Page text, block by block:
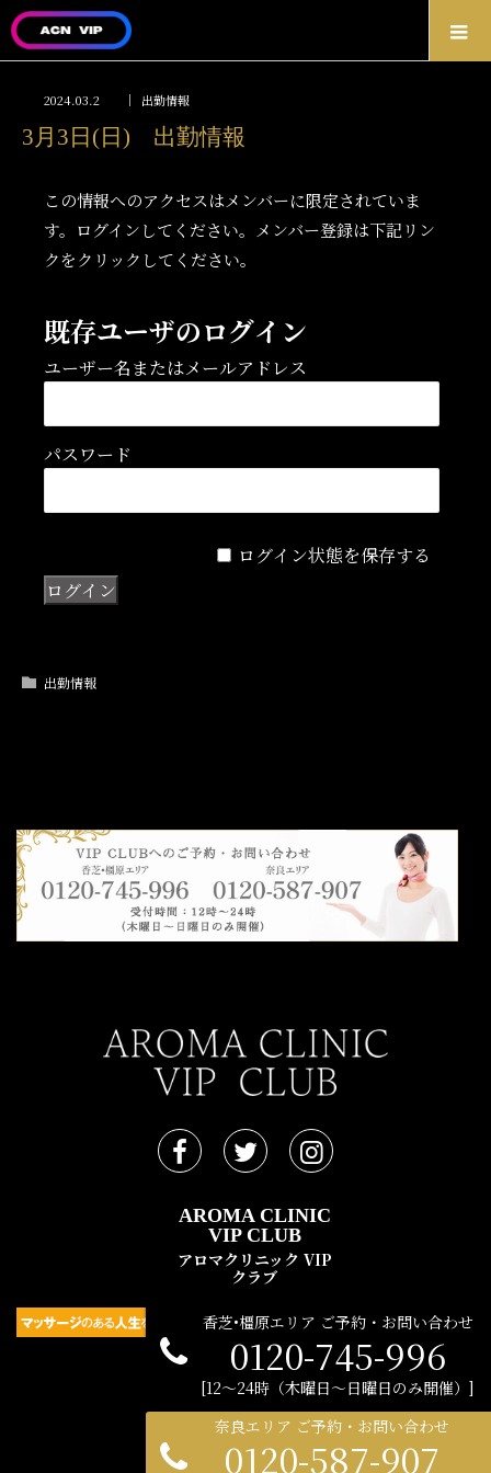
2024.03.2 出勤情報
3月3日(日) 出勤情報
この情報へのアクセスはメンバーに限定されていま
す。ログインしてください。メンバー登録は下記リン
クをクリックしてください。
既存ユーザのログイン
ユーザー名またはメールアドレス
パスワード
ログイン状態を保存する
出勤情報
奈良エリア ご予約・お問い合わせ
0120-587-907
香芝•橿原エリア ご予約・お問い合わせ
0120-745-996
12〜24時（木曜日〜日曜日のみ開催）
AROMA CLINIC
VIP CLUB
アロマクリニック VIP
クラブ
民間広告支援機構 © 2021